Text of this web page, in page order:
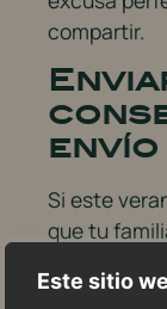
Este sitio
compartir.
Si este
que tu
enviar